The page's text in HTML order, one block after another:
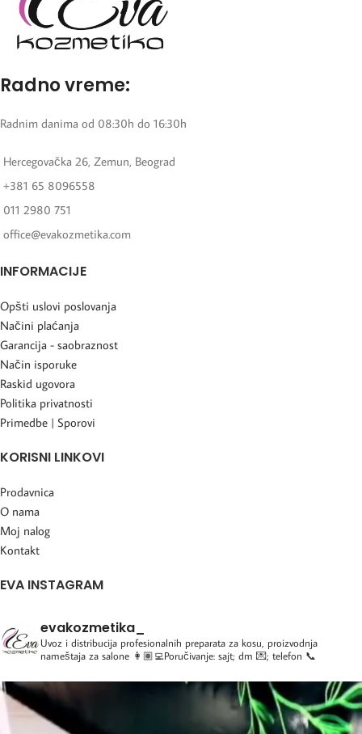
Radno vreme:
Radnim danima od 08:30h do 16:30h
Hercegovačka 26, Zemun, Beograd
+381 65 8096558
011 2980 751
office@evakozmetika.com
INFORMACIJE
Opšti uslovi poslovanja
Načini plaćanja
Garancija - saobraznost
Način isporuke
Raskid ugovora
Politika privatnosti
Primedbe | Sporovi
KORISNI LINKOVI
Prodavnica
O nama
Moj nalog
Kontakt
EVA INSTAGRAM
evakozmetika_
Uvoz i distribucija profesionalnih preparata za kosu, proizvodnja
nameštaja za salone 👩🏽‍💻Poručivanje: sajt; dm 💌; telefon 📞